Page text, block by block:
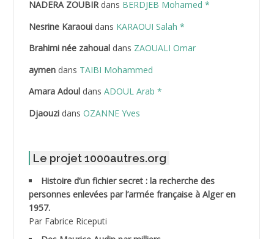
ABDELHAFID Lakhdar
ABDELLI Mohamed
ABDELLI Mohamed *
ABDELMOUMENE Ahmed
ABDESMED Mohamed ben Kaddour
ABDESSELAMI Kouider
NADERA ZOUBIRdans BERDJEB Mohamed *
Nesrine Karaouidans KARAOUI Salah *
Brahimi née zahoualdans ZAOUALI Omar
aymendans TAIBI Mohammed
Amara Adouldans ADOUL Arab *
Djaouzidans OZANNE Yves
Le projet 1000autres.org
Histoire d’un fichier secret : la recherche des
personnes enlevées par l’armée française à Alger en
1957.
Par Fabrice Riceputi